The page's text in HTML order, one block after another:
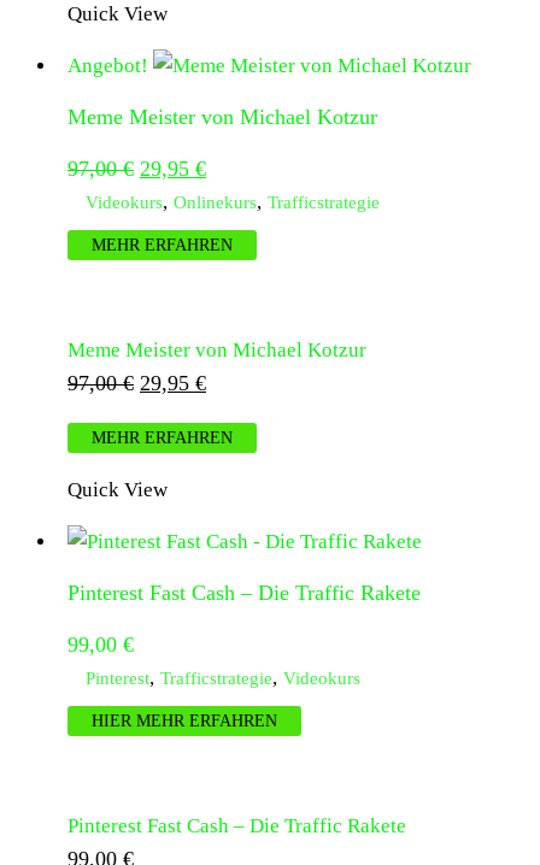
2.499,00 €
Quick View
Angebot!
Meme Meister von Michael Kotzur
97,00€ Ursprünglicher
Preis
war:
97,00 €
29,95 €Aktueller
Preis
ist:
29,95 €.
Videokurs, Onlinekurs, Trafficstrategie
MEHR ERFAHREN
Meme Meister von Michael Kotzur
97,00€ Ursprünglicher
war:
97,00 €
29,95 €Aktueller
ist:
MEHR ERFAHREN
Quick View
Pinterest Fast Cash – Die Traffic Rakete
99,00 €
Pinterest, Trafficstrategie, Videokurs
HIER MEHR ERFAHREN
Pinterest Fast Cash – Die Traffic Rakete
99,00 €